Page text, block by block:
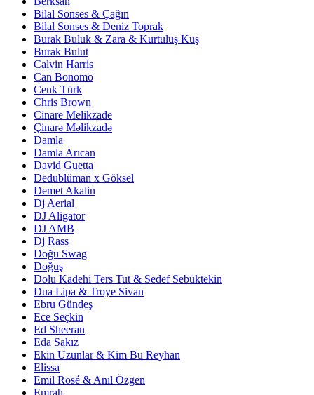
Bilal Sonses & Çağın
Bilal Sonses & Deniz Toprak
Burak Buluk & Zara & Kurtuluş Kuş
Burak Bulut
Calvin Harris
Can Bonomo
Cenk Türk
Chris Brown
Cinare Melikzade
Çinarə Məlikzadə
Damla
Damla Arıcan
David Guetta
Dedublüman x Göksel
Demet Akalin
Dj Aerial
DJ Aligator
DJ AMB
Dj Rass
Doğu Swag
Doğuş
Dolu Kadehi Ters Tut & Sedef Sebüktekin
Dua Lipa & Troye Sivan
Ebru Gündeş
Ece Seçkin
Ed Sheeran
Eda Sakız
Ekin Uzunlar & Kim Bu Reyhan
Elissa
Emil Rosé & Anıl Özgen
Emrah